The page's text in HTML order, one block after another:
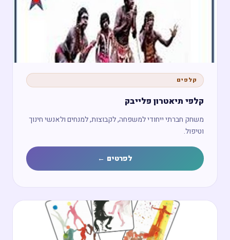
קלפים
קלפי תיאטרון פלייבק
משחק חברתי ייחודי למשפחה, לקבוצות, למנחים ולאנשי חינוך
וטיפול.
לפרטים ←